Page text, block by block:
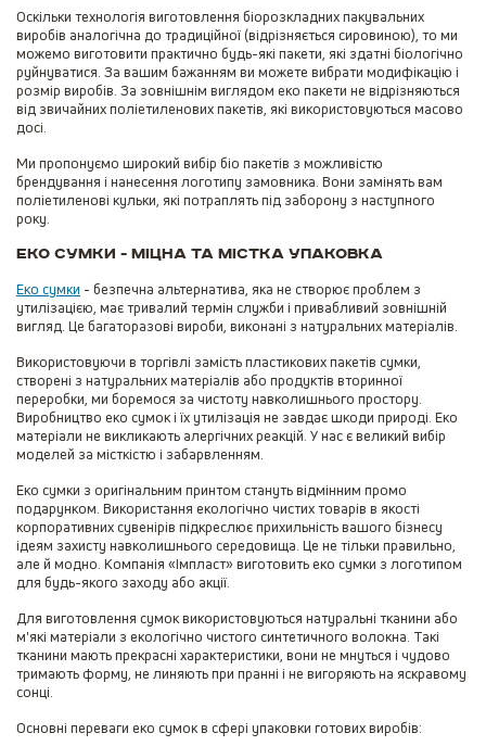
Оскільки технологія виготовлення біорозкладних пакувальних
виробів аналогічна до традиційної (відрізняється сировиною), то ми
можемо виготовити практично будь-які пакети, які здатні біологічно
руйнуватися. За вашим бажанням ви можете вибрати модифікацію і
розмір виробів. За зовнішнім виглядом еко пакети не відрізняються
від звичайних поліетиленових пакетів, які використовуються масово
досі.
Ми пропонуємо широкий вибір біо пакетів з можливістю
брендування і нанесення логотипу замовника. Вони замінять вам
поліетиленові кульки, які потраплять під заборону з наступного
року.
Еко сумки - міцна та містка упаковка
Еко сумки - безпечна альтернатива, яка не створює проблем з
утилізацією, має тривалий термін служби і привабливий зовнішній
вигляд. Це багаторазові вироби, виконані з натуральних матеріалів.
Використовуючи в торгівлі замість пластикових пакетів сумки,
створені з натуральних матеріалів або продуктів вторинної
переробки, ми боремося за чистоту навколишнього простору.
Виробництво еко сумок і їх утилізація не завдає шкоди природі. Еко
матеріали не викликають алергічних реакцій. У нас є великий вибір
моделей за місткістю і забарвленням.
Еко сумки з оригінальним принтом стануть відмінним промо
подарунком. Використання екологічно чистих товарів в якості
корпоративних сувенірів підкреслює прихильність вашого бізнесу
ідеям захисту навколишнього середовища. Це не тільки правильно,
але й модно. Компанія «Імпласт» виготовить еко сумки з логотипом
для будь-якого заходу або акції.
Для виготовлення сумок використовуються натуральні тканини або
м'які матеріали з екологічно чистого синтетичного волокна. Такі
тканини мають прекрасні характеристики, вони не мнуться і чудово
тримають форму, не линяють при пранні і не вигоряють на яскравому
сонці.
Основні переваги еко сумок в сфері упаковки готових виробів: